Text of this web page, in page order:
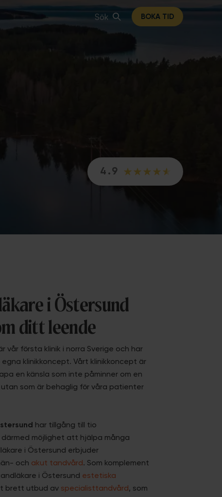
Sök BOKA TID
4.9
i Östersund
ditt leende
vår första klinik i norra Sverige och har
klinikkoncept. Vårt klinikkoncept är
en känsla som inte påminner om en
som är behaglig för våra patienter
har tillgång till tio
därmed möjlighet att hjälpa många
i Östersund erbjuder
och akut tandvård. Som komplement
i Östersund estetiska
brett utbud av specialisttandvård, som